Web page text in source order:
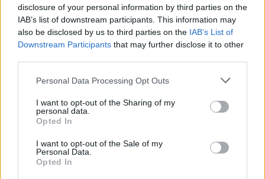
disclosure of your personal information by third parties on the
IAB’s list of downstream participants. This information may
also be disclosed by us to third parties on the IAB’s List of
Downstream Participants that may further disclose it to other
Please note that this website/app uses one or more Google
not limited to your visit or usage behaviour. You may click to
grant or deny consent to Google and its third-party tags to
use your data for below specified purposes in below Google
consent section.
Personal Data Processing Opt Outs
I want to opt-out of the Sharing of my
personal data.
Opted In
I want to opt-out of the Sale of my
Personal Data.
Opted In
TελευταίεςΕιδήσειςγια την Παιδεία και την